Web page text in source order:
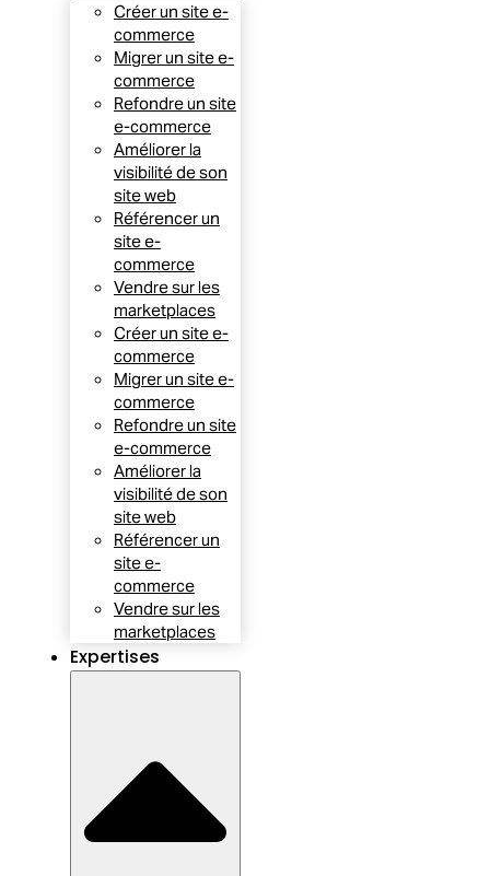
Créer un site e-
commerce
Migrer un site e-
commerce
Refondre un site
e-commerce
Améliorer la
visibilité de son
site web
Référencer un
site e-
commerce
Vendre sur les
marketplaces
Créer un site e-
commerce
Migrer un site e-
commerce
Refondre un site
e-commerce
Améliorer la
visibilité de son
site web
Référencer un
site e-
commerce
Vendre sur les
marketplaces
Expertises